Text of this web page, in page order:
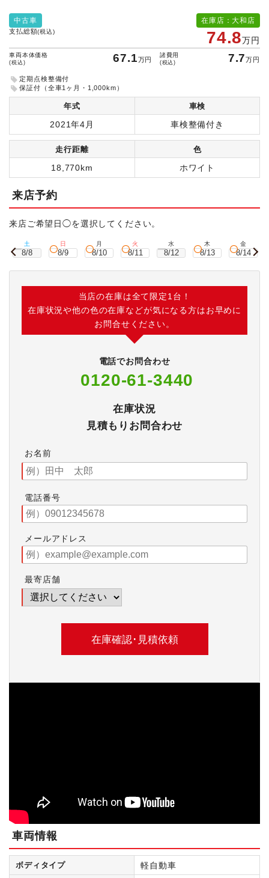
在庫店：大和店
中古車
支払総額(税込) 74.8万円
車両本体価格
(税込) 67.1万円
諸費用
(税込) 7.7万円
定期点検整備付
保証付（全車1ヶ月・1,000km）
年式 車検
2021年4月 車検整備付き
走行距離 色
18,770km ホワイト
来店予約
来店ご希望日◯を選択してください。
土
8/8
日
8/9
月
8/10
火
8/11
水
8/12
木
8/13
金
8/14
車両情報
ボディタイプ 軽自動車
当店の在庫は全て限定1台！
在庫状況や他の色の在庫などが気になる方はお早めに
お問合せください。
電話でお問合わせ
0120-61-3440
在庫状況
見積もりお問合わせ
お名前
電話番号
メールアドレス
最寄店舗